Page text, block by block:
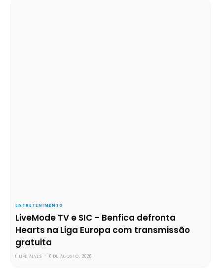
ENTRETENIMENTO
LiveMode TV e SIC – Benfica defronta
Hearts na Liga Europa com transmissão
gratuita
FILIPE ALVES - 6 DE AGOSTO, 2026